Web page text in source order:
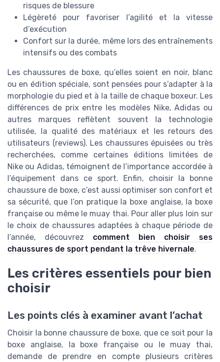
risques de blessure
Légèreté pour favoriser l’agilité et la vitesse
d’exécution
Confort sur la durée, même lors des entraînements
intensifs ou des combats
Les chaussures de boxe, qu’elles soient en noir, blanc
ou en édition spéciale, sont pensées pour s’adapter à la
morphologie du pied et à la taille de chaque boxeur. Les
différences de prix entre les modèles Nike, Adidas ou
autres marques reflètent souvent la technologie
utilisée, la qualité des matériaux et les retours des
utilisateurs (reviews). Les chaussures épuisées ou très
recherchées, comme certaines éditions limitées de
Nike ou Adidas, témoignent de l’importance accordée à
l’équipement dans ce sport. Enfin, choisir la bonne
chaussure de boxe, c’est aussi optimiser son confort et
sa sécurité, que l’on pratique la boxe anglaise, la boxe
française ou même le muay thai. Pour aller plus loin sur
le choix de chaussures adaptées à chaque période de
l’année, découvrez comment bien choisir ses
chaussures de sport pendant la trêve hivernale.
Les critères essentiels pour bien
choisir
Les points clés à examiner avant l’achat
Choisir la bonne chaussure de boxe, que ce soit pour la
boxe anglaise, la boxe française ou le muay thai,
demande de prendre en compte plusieurs critères